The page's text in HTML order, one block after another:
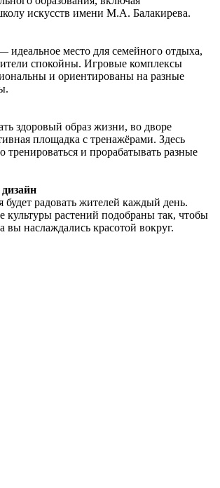
искусств имени М.А. Балакирева.
место для семейного отдыха,
спокойны. Игровые комплексы
и ориентированы на разные
здоровый образ жизни, во дворе
площадка с тренажёрами. Здесь
и прорабатывать разные
будет радовать жителей каждый день.
культуры растений подобраны так, чтобы
вы наслаждались красотой вокруг.